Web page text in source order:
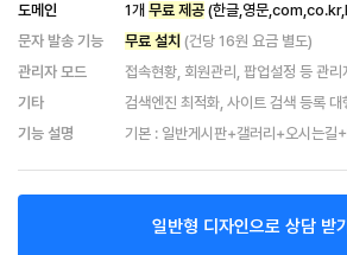
도메인
1개 무료 제공 (한글,영문
문자 발송 기능
무료 설치 (건당 16원 요금 별도)
관리자 모드
접속현황, 회원관리, 팝업설정 등 관리
기타
검색엔진 최적화, 사이트 검색 등록 대
기능 설명
기본 : 일반게시판+갤러리+오시는길
일반형 디자인으로 상담 받기